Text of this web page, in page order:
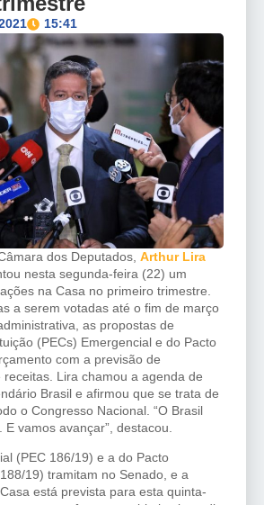
15:41
dos Deputados, Arthur Lira
nesta segunda-feira (22) um
na Casa no primeiro trimestre.
a serem votadas até o fim de março
as propostas de
(PECs) Emergencial e do Pacto
com a previsão de
receitas. Lira chamou a agenda de
Brasil e afirmou que se trata de
o Congresso Nacional. “O Brasil
vamos avançar”, destacou.
(PEC 186/19) e a do Pacto
19) tramitam no Senado, e a
está prevista para esta quinta-